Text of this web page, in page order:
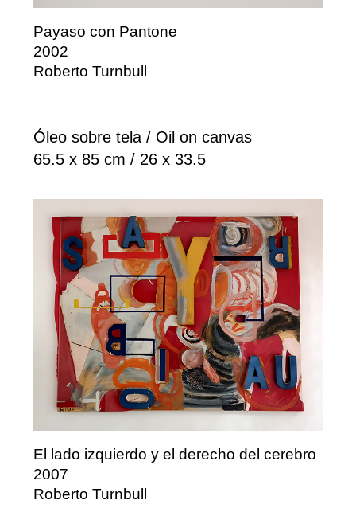
Payaso con Pantone
2002
Roberto Turnbull
Óleo sobre tela / Oil on canvas
65.5 x 85 cm / 26 x 33.5
El lado izquierdo y el derecho del cerebro
2007
Roberto Turnbull